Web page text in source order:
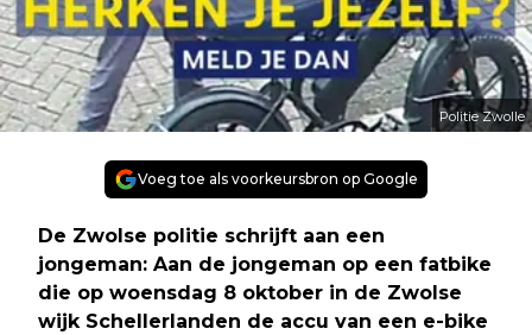
Politie Zwolle
Voeg toe als voorkeursbron op Google
De Zwolse politie schrijft aan een
jongeman: Aan de jongeman op een fatbike
die op woensdag 8 oktober in de Zwolse
wijk Schellerlanden de accu van een e-bike